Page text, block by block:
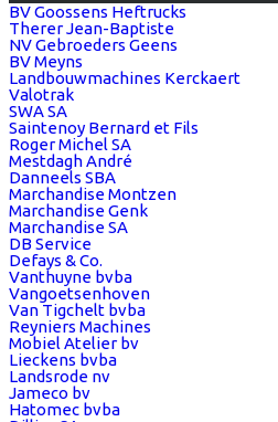
BV Goossens Heftrucks
Therer Jean-Baptiste
NV Gebroeders Geens
BV Meyns
Landbouwmachines Kerckaert
Valotrak
SWA SA
Saintenoy Bernard et Fils
Roger Michel SA
Mestdagh André
Danneels SBA
Marchandise Montzen
Marchandise Genk
Marchandise SA
DB Service
Defays & Co.
Vanthuyne bvba
Vangoetsenhoven
Van Tigchelt bvba
Reyniers Machines
Mobiel Atelier bv
Lieckens bvba
Landsrode nv
Jameco bv
Hatomec bvba